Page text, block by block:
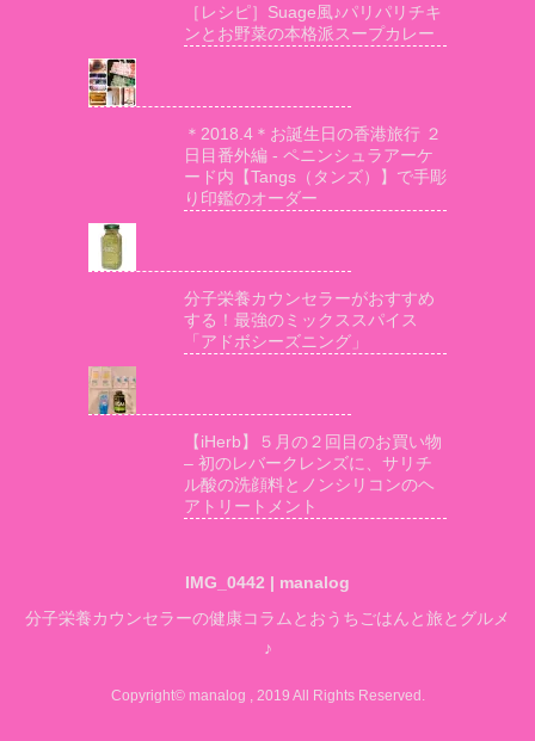
［レシピ］Suage風♪パリパリチキ
ンとお野菜の本格派スープカレー
＊2018.4＊お誕生日の香港旅行 ２
日目番外編 - ペニンシュラアーケ
ード内【Tangs（タンズ）】で手彫
り印鑑のオーダー
分子栄養カウンセラーがおすすめ
する！最強のミックススパイス
「アドボシーズニング」
【iHerb】５月の２回目のお買い物
– 初のレバークレンズに、サリチ
ル酸の洗顔料とノンシリコンのヘ
アトリートメント
IMG_0442 | manalog
分子栄養カウンセラーの健康コラムとおうちごはんと旅とグルメ
♪
Copyright© manalog , 2019 All Rights Reserved.